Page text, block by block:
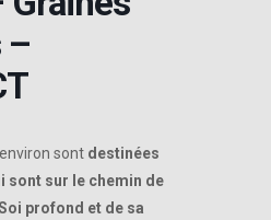
–
sont destinées
sont sur le chemin de
profond et de sa